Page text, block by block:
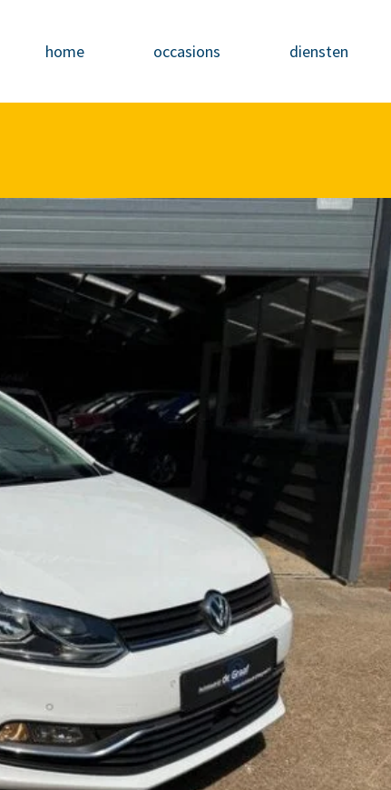
home occasions diensten